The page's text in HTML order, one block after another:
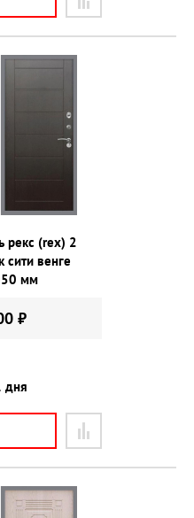
рекс (rex) 2
сити венге
мм
₽
дня